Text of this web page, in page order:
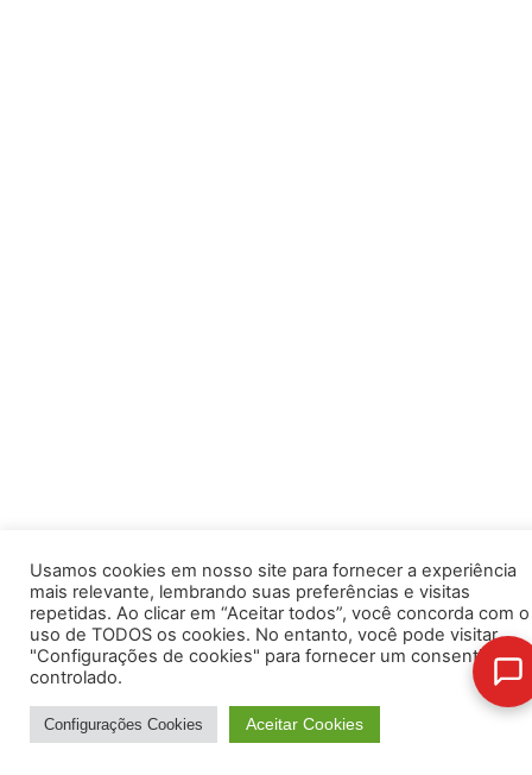
Usamos cookies em nosso site para fornecer a experiência
mais relevante, lembrando suas preferências e visitas
repetidas. Ao clicar em “Aceitar todos”, você concorda com o
uso de TODOS os cookies. No entanto, você pode visitar
"Configurações de cookies" para fornecer um
controlado.
Configurações Cookies Aceitar Cookies